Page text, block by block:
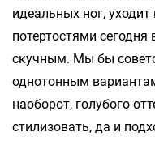
идеальных ног,
потертостями
скучным. Мы бы
однотонным
наоборот, голубого
стилизовать, да и